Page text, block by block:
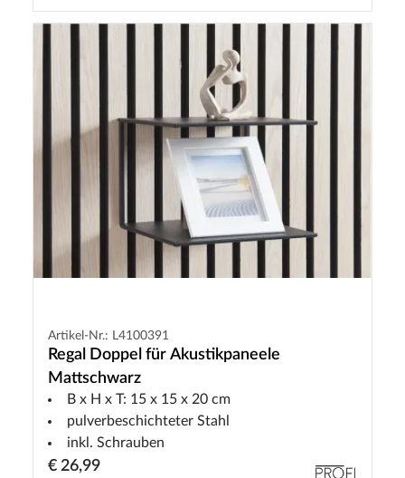
Artikel-Nr.: L4100391
Regal Doppel für Akustikpaneele
Mattschwarz
B x H x T: 15 x 15 x 20 cm
pulverbeschichteter Stahl
inkl. Schrauben
€ 26,99